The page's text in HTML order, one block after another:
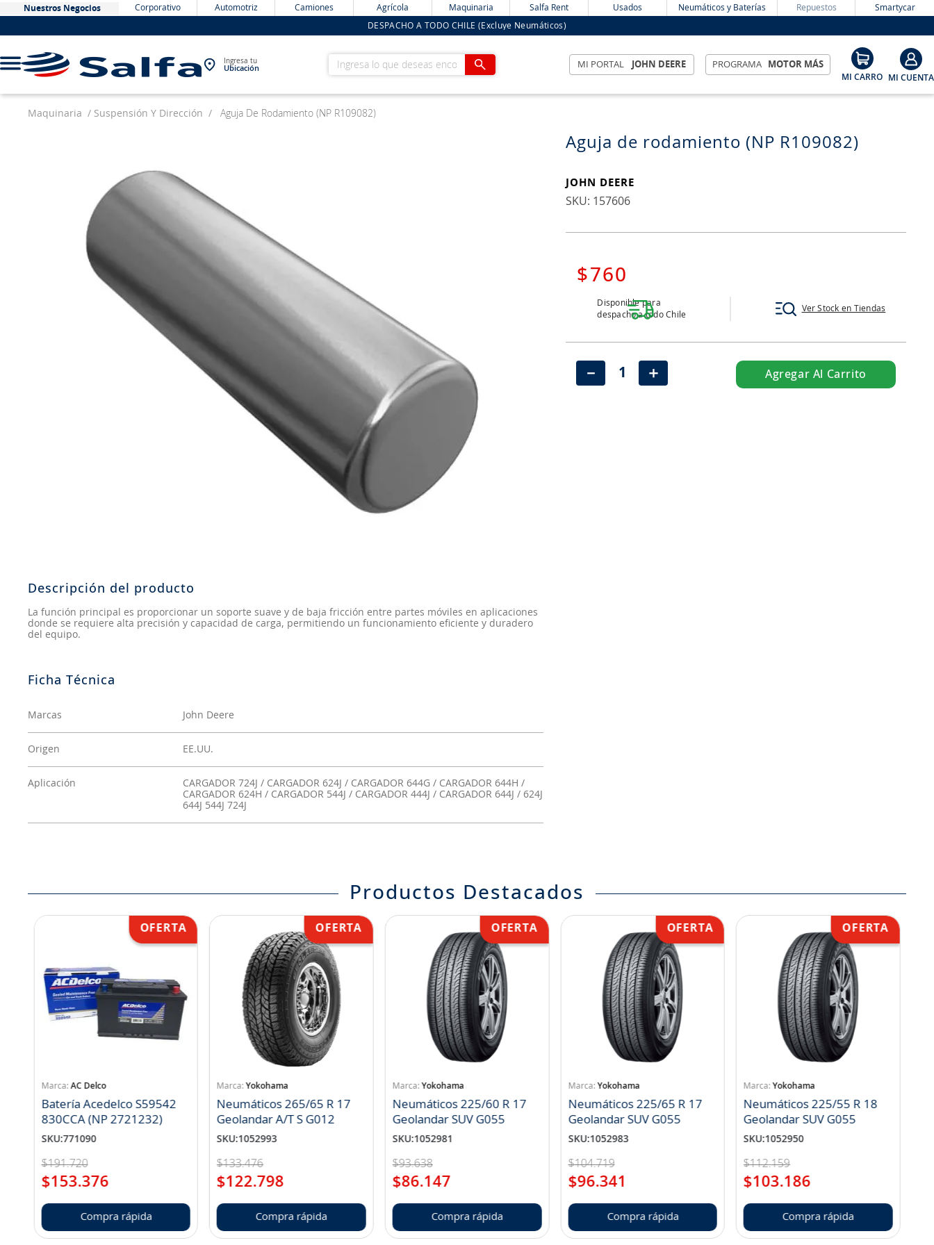
Nuestros Negocios Corporativo Automotriz Camiones Agrícola Maquinaria Salfa Rent Usados Neumáticos y Baterías Repuestos Smartycar
DESPACHO A TODO CHILE (Excluye Neumáticos)
Ingresa tu
Ubicación
Ingresa lo que deseas encontrar MI PORTAL JOHN DEERE PROGRAMA MOTOR MÁS
Maquinaria Suspensión Y Dirección Aguja De Rodamiento (NP R109082)
Descripción del producto
La función principal es proporcionar un soporte suave y de baja fricción entre partes móviles en aplicaciones
donde se requiere alta precisión y capacidad de carga, permitiendo un funcionamiento eficiente y duradero
del equipo.
Marcas John Deere
Origen EE.UU.
Aplicación
CARGADOR 724J / CARGADOR 624J / CARGADOR 644G / CARGADOR 644H /
CARGADOR 624H / CARGADOR 544J / CARGADOR 444J / CARGADOR 644J / 624J
644J 544J 724J
Aguja de rodamiento (NP R109082)
JOHN DEERE
: 157606
$760
Disponible para
despacho a todo Chile
Ver Stock en Tiendas
＋
－ Agregar Al Carrito
Productos Destacados
AC Delco
Batería Acedelco S59542
830CCA (NP 2721232)
SKU:771090
$191.720
$153.376
Compra rápida
Yokohama
Neumáticos 265/65 R 17
Geolandar A/T S G012
SKU:1052993
$133.476
$122.798
Compra rápida
Yokohama
Neumáticos 225/60 R 17
Geolandar SUV G055
SKU:1052981
$93.638
$86.147
Compra rápida
Yokohama
Neumáticos 225/65 R 17
Geolandar SUV G055
SKU:1052983
$104.719
$96.341
Compra rápida
Yokohama
Neumáticos 225/55 R 18
Geolandar SUV G055
SKU:1052950
$112.159
$103.186
Compra rápida
westlake
yokohama
jockey